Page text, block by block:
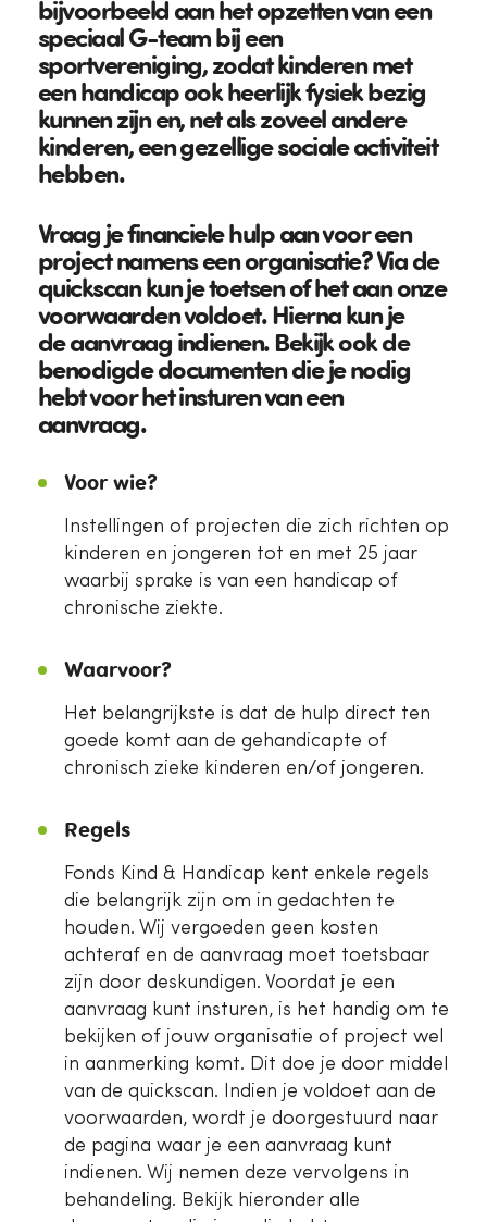
bijvoorbeeld aan het opzetten van een
speciaal G-team bij een
sportvereniging, zodat kinderen met
een handicap ook heerlijk fysiek bezig
kunnen zijn en, net als zoveel andere
kinderen, een gezellige sociale activiteit
hebben.
Vraag je financiele hulp aan voor een
project namens een organisatie? Via de
quickscan kun je toetsen of het aan onze
voorwaarden voldoet. Hierna kun je
de aanvraag indienen. Bekijk ook de
benodigde documenten die je nodig
hebt voor het insturen van een
aanvraag.
Voor wie?
Instellingen of projecten die zich richten op
kinderen en jongeren tot en met 25 jaar
waarbij sprake is van een handicap of
chronische ziekte.
Waarvoor?
Het belangrijkste is dat de hulp direct ten
goede komt aan de gehandicapte of
chronisch zieke kinderen en/of jongeren.
Regels
Fonds Kind & Handicap kent enkele regels
die belangrijk zijn om in gedachten te
houden. Wij vergoeden geen kosten
achteraf en de aanvraag moet toetsbaar
zijn door deskundigen. Voordat je een
aanvraag kunt insturen, is het handig om te
bekijken of jouw organisatie of project wel
in aanmerking komt. Dit doe je door middel
van de quickscan. Indien je voldoet aan de
voorwaarden, wordt je doorgestuurd naar
de pagina waar je een aanvraag kunt
indienen. Wij nemen deze vervolgens in
behandeling. Bekijk hieronder alle